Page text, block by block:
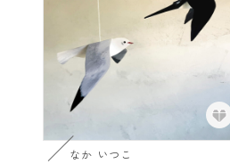
なか いつこ